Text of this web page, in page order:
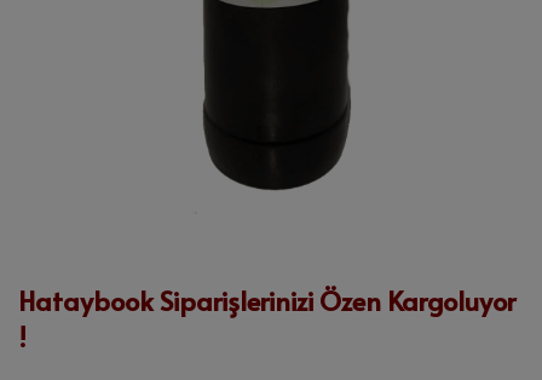
Hataybook Siparişlerinizi Özen Kargoluyor
!